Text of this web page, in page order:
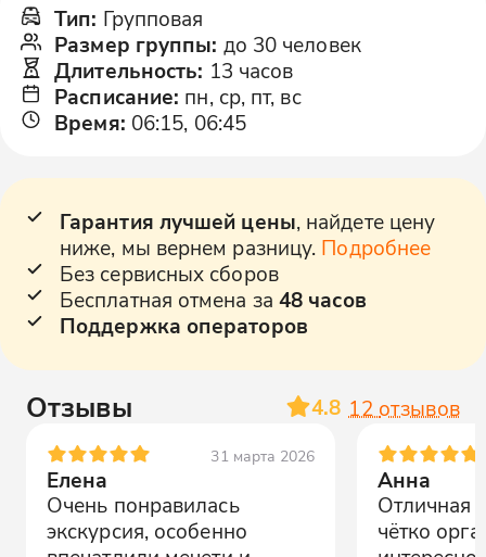
Тип: Групповая
Размер группы: до 30 человек
Длительность: 13 часов
Расписание: пн, ср, пт, вс
Время: 06:15, 06:45
Гарантия лучшей цены, найдете цену
ниже, мы вернем разницу. Подробнее
Без сервисных сборов
Бесплатная отмена за 48 часов
Поддержка операторов
Отзывы 4.8 12 отзывов
31 марта 2026
Елена
Очень понравилась
экскурсия, особенно
Анна
Отличная
чётко